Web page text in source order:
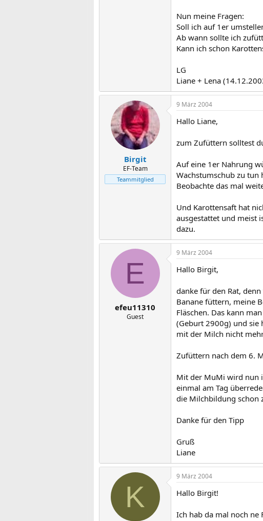
Nun meine Fragen:
Soll ich auf 1er
Ab wann sollte ich
Kann ich schon
LG
Liane + Lena
Birgit
EF-Team
Teammitglied
9 März 2004
Hallo Liane,
zum Zufüttern solltest
Auf eine 1er Nahrung
Wachstumschub zu tun
Beobachte das mal
Und Karottensaft hat
ausgestattet und meist
dazu.
E
efeu11310
Guest
9 März 2004
Hallo Birgit,
danke für den Rat,
Banane füttern, meine
Fläschen. Das kann
(Geburt 2900g) und sie
mit der Milch nicht
Zufüttern nach dem 6.
Mit der MuMi wird nun
einmal am Tag
die Milchbildung schon
Danke für den Tipp
Gruß
Liane
K
9 März 2004
Hallo Birgit!
Ich hab da mal noch ne